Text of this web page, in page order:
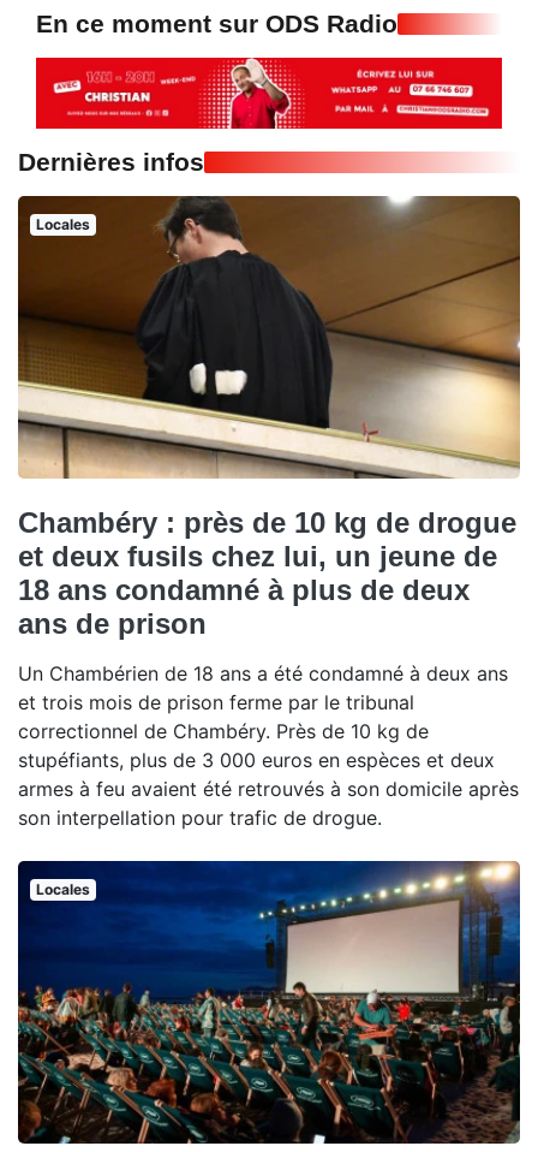
En ce moment sur ODS Radio
Dernières infos
Locales
Chambéry : près de 10 kg de drogue
et deux fusils chez lui, un jeune de
18 ans condamné à plus de deux
ans de prison
Un Chambérien de 18 ans a été condamné à deux ans
et trois mois de prison ferme par le tribunal
correctionnel de Chambéry. Près de 10 kg de
stupéfiants, plus de 3 000 euros en espèces et deux
armes à feu avaient été retrouvés à son domicile après
son interpellation pour trafic de drogue.
Locales